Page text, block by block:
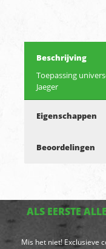
Beschrijving
Toepassing
Jaeger
Eigenschappen
Beoordelingen
ALS EERSTE
Mis het niet! Exclusieve